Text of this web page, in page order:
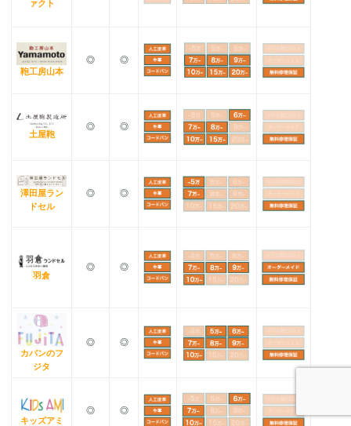
ァクト
鞄工房山本
◎ ◎
土屋鞄
◎ ◎
澤田屋ラン
ドセル
◎ ◎
羽倉
◎ ◎
カバンのフ
ジタ
◎ ◎
キッズアミ
◎ ◎